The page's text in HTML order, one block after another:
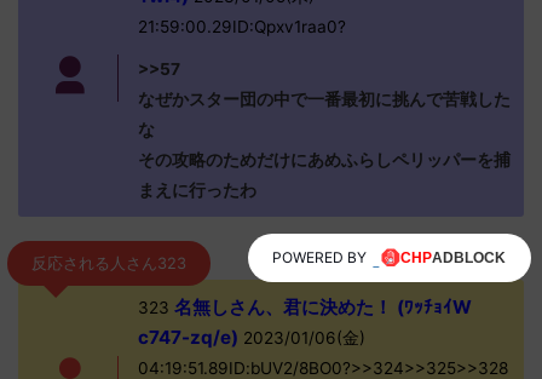
21:59:00.29ID:Qpxv1raa0?
>>57
なぜかスター団の中で一番最初に挑んで苦戦した
な
その攻略のためだけにあめふらしペリッパーを捕
まえに行ったわ
反応される人さん323
323 名無しさん、君に決めた！ (ﾜｯﾁｮｲW
c747-zq/e) 2023/01/06(金)
04:19:51.89ID:bUV2/8BO0?>>324>>325>>328
POWERED BY